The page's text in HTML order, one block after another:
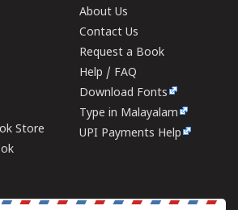
Store
About Us
Contact Us
Request a Book
Help / FAQ
Download Fonts
Type in Malayalam
UPI Payments Help